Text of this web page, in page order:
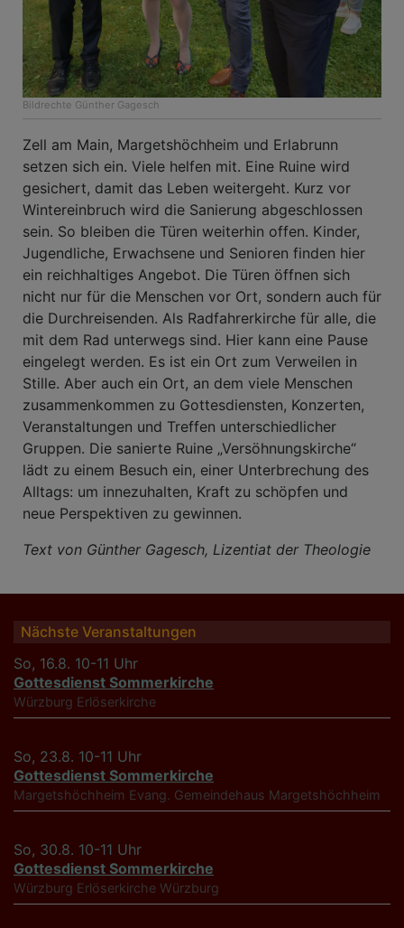
Bildrechte Günther Gagesch
Zell am Main, Margetshöchheim und Erlabrunn
setzen sich ein. Viele helfen mit. Eine Ruine wird
gesichert, damit das Leben weitergeht. Kurz vor
Wintereinbruch wird die Sanierung abgeschlossen
sein. So bleiben die Türen weiterhin offen. Kinder,
Jugendliche, Erwachsene und Senioren finden hier
ein reichhaltiges Angebot. Die Türen öffnen sich
nicht nur für die Menschen vor Ort, sondern auch für
die Durchreisenden. Als Radfahrerkirche für alle, die
mit dem Rad unterwegs sind. Hier kann eine Pause
eingelegt werden. Es ist ein Ort zum Verweilen in
Stille. Aber auch ein Ort, an dem viele Menschen
zusammenkommen zu Gottesdiensten, Konzerten,
Veranstaltungen und Treffen unterschiedlicher
Gruppen. Die sanierte Ruine „Versöhnungskirche“
lädt zu einem Besuch ein, einer Unterbrechung des
Alltags: um innezuhalten, Kraft zu schöpfen und
neue Perspektiven zu gewinnen.
Text von Günther Gagesch, Lizentiat der Theologie
Nächste Veranstaltungen
So, 16.8. 10-11 Uhr
Gottesdienst Sommerkirche
Würzburg Erlöserkirche
So, 23.8. 10-11 Uhr
Gottesdienst Sommerkirche
Margetshöchheim Evang. Gemeindehaus Margetshöchheim
So, 30.8. 10-11 Uhr
Gottesdienst Sommerkirche
Würzburg Erlöserkirche Würzburg